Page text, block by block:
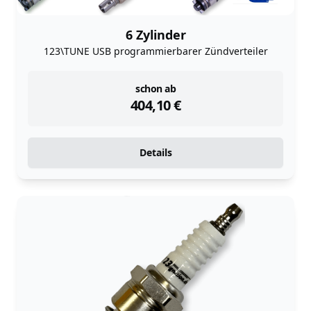
6 Zylinder
123\TUNE USB programmierbarer Zündverteiler
schon ab
404,10€
instock
Details